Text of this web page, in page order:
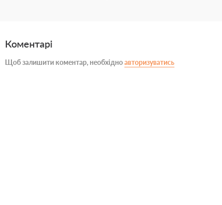
Коментарі
Щоб залишити коментар, необхідноавторизуватись